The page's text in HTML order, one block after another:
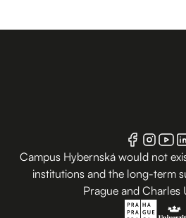
Campus Hybernská would not
institutions and the long-term
Prague and Charles